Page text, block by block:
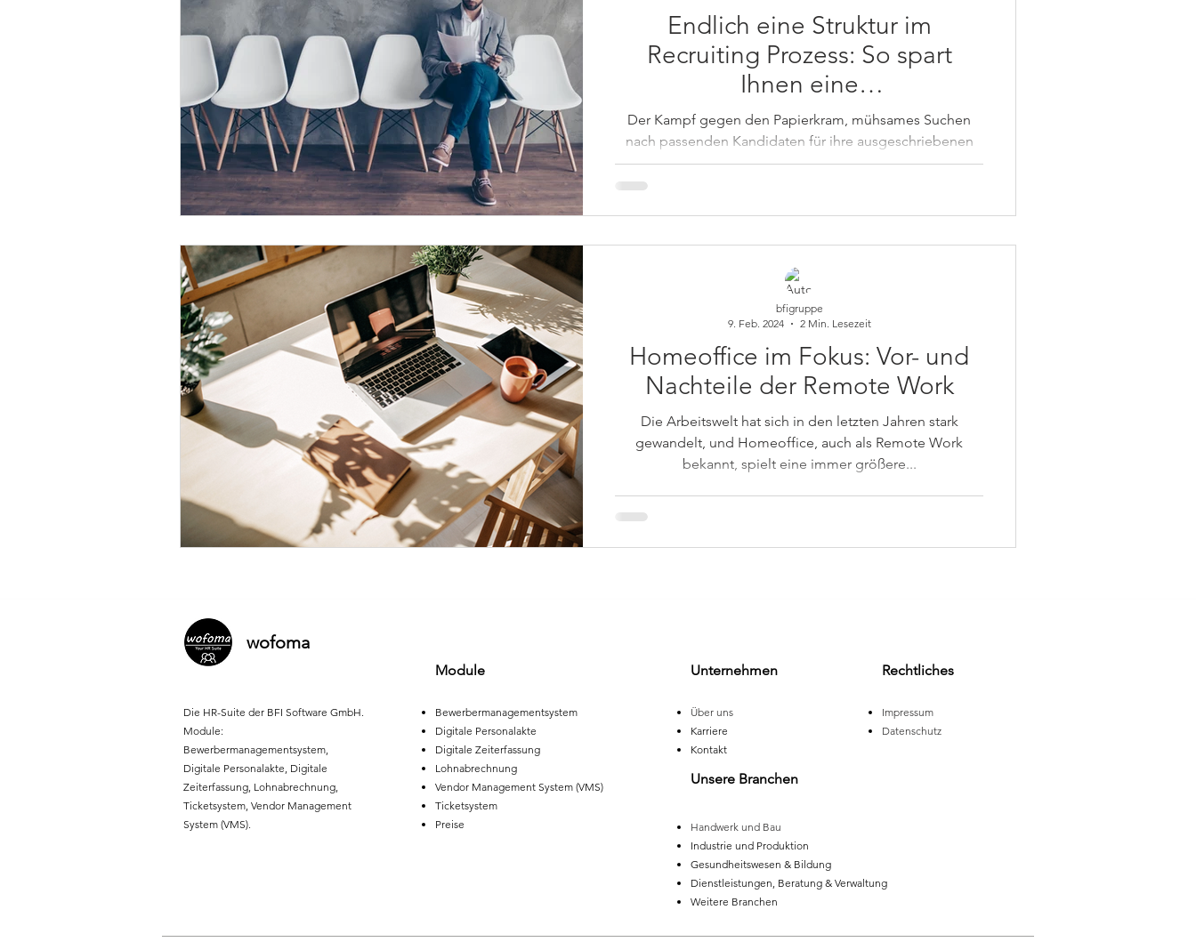
Endlich eine Struktur im
Recruiting Prozess: So spart
Ihnen eine
Bewerbermanagement-Software
Zeit und Kosten
Der Kampf gegen den Papierkram, mühsames Suchen
nach passenden Kandidaten für ihre ausgeschriebenen
Stellen und unübersichtliche...
Homeoffice im Fokus: Vor- und
Nachteile der Remote Work
Die Arbeitswelt hat sich in den letzten Jahren stark
gewandelt, und Homeoffice, auch als Remote Work
bekannt, spielt eine immer größere...
bfigruppe
9. Feb. 2024
2 Min. Lesezeit
wofoma
Die HR-Suite der BFI Software GmbH.
Module:
Bewerbermanagementsystem,
Digitale Personalakte, Digitale
Zeiterfassung, Lohnabrechnung,
Ticketsystem, Vendor Management
System (VMS).
Module
Bewerbermanagementsystem
Digitale Personalakte
Digitale Zeiterfassung
Lohnabrechnung
Vendor Management System (VMS)
Ticketsystem
Preise
Unternehmen
Über uns
Karriere
Kontakt
Rechtliches
Impressum
Datenschutz
Unsere Branchen
Handwerk und Bau
Industrie und Produktion
Gesundheitswesen & Bildung
Dienstleistungen, Beratung & Verwaltung
Weitere Branchen